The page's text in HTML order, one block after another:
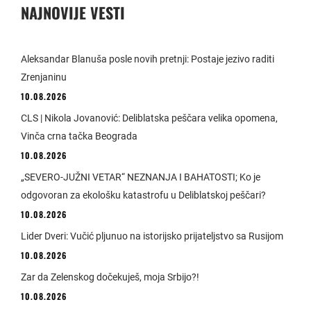
NAJNOVIJE VESTI
Aleksandar Blanuša posle novih pretnji: Postaje jezivo raditi
Zrenjaninu
10.08.2026
CLS | Nikola Jovanović: Deliblatska peščara velika opomena,
Vinča crna tačka Beograda
10.08.2026
„SEVERO-JUŽNI VETAR“ NEZNANJA I BAHATOSTI; Ko je
odgovoran za ekološku katastrofu u Deliblatskoj peščari?
10.08.2026
Lider Dveri: Vučić pljunuo na istorijsko prijateljstvo sa Rusijom
10.08.2026
Zar da Zelenskog dočekuješ, moja Srbijo?!
10.08.2026